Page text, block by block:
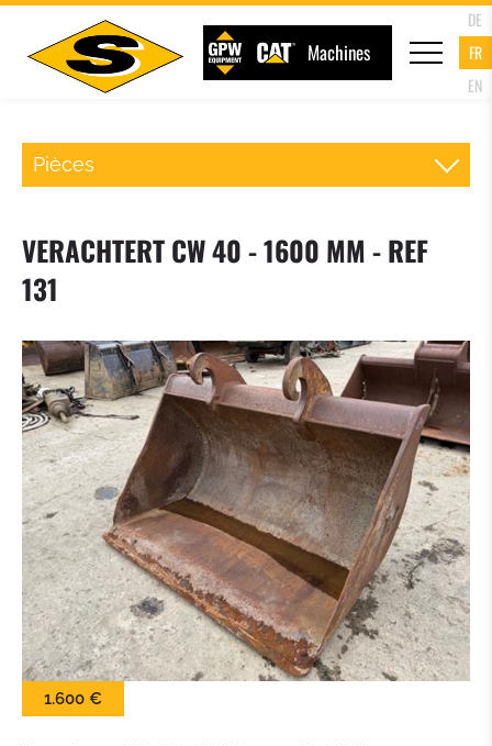
Machines
DE
FR
EN
Pièces
FOURCHE PALETTE
GODET DU CHARGEUR
GODET 4 EN 1
GODET A HAUT DEVERSEMENT
BALAI
LAME À NEIGE
PINCES À BALLES
KROKODILGEBISS PINCE
VERACHTERT CW 40 - 1600 MM - REF
131
1.600 €